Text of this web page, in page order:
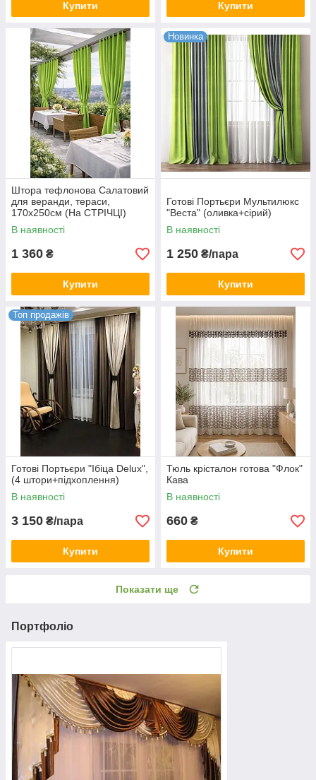
Купити Купити
Штора тефлонова Салатовий
для веранди, тераси,
170х250см (На СТРІЧЦІ)
В наявності
1 360 ₴
Купити
Новинка
Готові Портьєри Мультилюкс
"Веста" (оливка+сірий)
В наявності
1 250 ₴/пара
Купити
Топ продажів
Готові Портьєри "Ібіца Delux",
(4 штори+підхоплення)
В наявності
3 150 ₴/пара
Купити
Тюль крісталон готова "Флок"
Кава
В наявності
660 ₴
Купити
Показати ще
Портфоліо